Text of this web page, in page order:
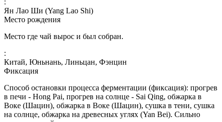
Ян Лао Ши (Yang Lao Shi)
Место рождения
Место где чай вырос и был собран.
:
Китай, Юньнань, Линьцан, Фэнцин
Фиксация
Способ остановки процесса ферментации (фиксация): прогрев
в печи - Hong Pai, прогрев на солнце - Sai Qing, обжарка в
Воке (Шацин), обжарка в Воке (Шацин), сушка в тени, сушка
на солнце, обжарка на древесных углях (Yan Bei). Сильно